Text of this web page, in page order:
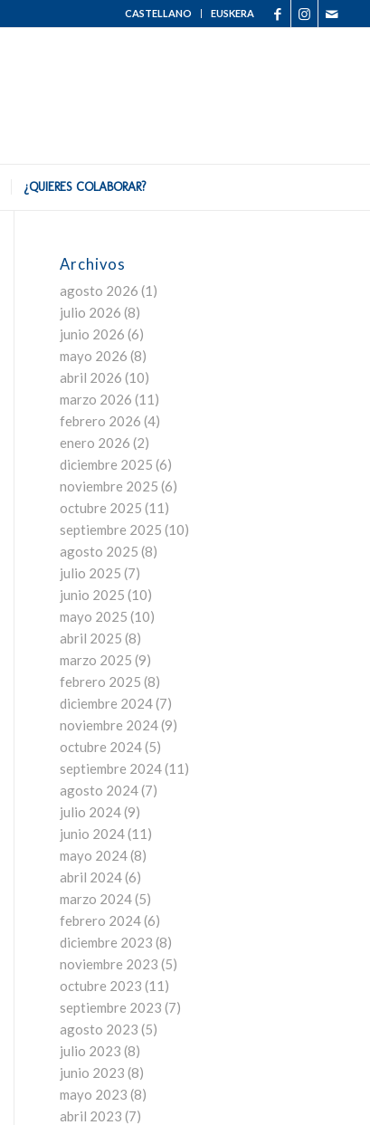
CASTELLANO EUSKERA
¿QUIERES COLABORAR?
Archivos
agosto 2026 (1)
julio 2026 (8)
junio 2026 (6)
mayo 2026 (8)
abril 2026 (10)
marzo 2026 (11)
febrero 2026 (4)
enero 2026 (2)
diciembre 2025 (6)
noviembre 2025 (6)
octubre 2025 (11)
septiembre 2025 (10)
agosto 2025 (8)
julio 2025 (7)
junio 2025 (10)
mayo 2025 (10)
abril 2025 (8)
marzo 2025 (9)
febrero 2025 (8)
diciembre 2024(7)
noviembre 2024(9)
octubre 2024(5)
septiembre 2024(11)
agosto 2024(7)
julio 2024(9)
junio 2024(11)
mayo 2024(8)
abril 2024(6)
marzo 2024(5)
febrero 2024(6)
diciembre 2023 (8)
noviembre 2023 (5)
octubre 2023 (11)
septiembre 2023 (7)
agosto 2023 (5)
julio 2023 (8)
junio 2023 (8)
mayo 2023 (8)
abril 2023 (7)